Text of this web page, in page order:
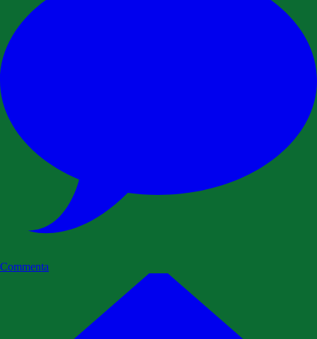
Commenta